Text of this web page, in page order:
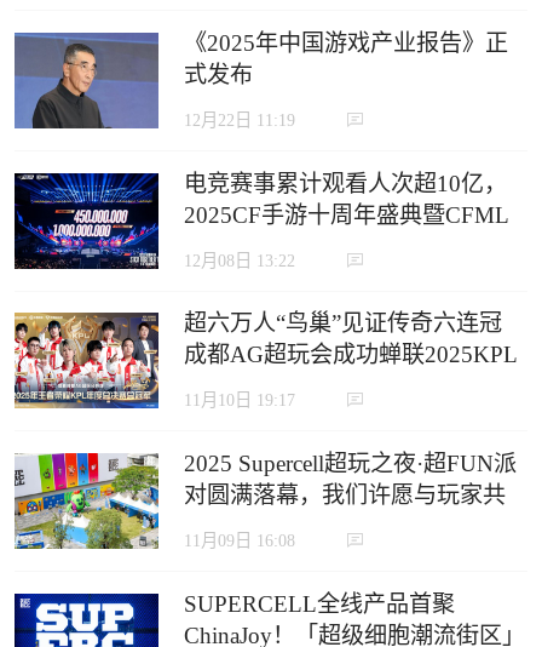
《2025年中国游戏产业报告》正
式发布
12月22日 11:19
电竞赛事累计观看人次超10亿，
2025CF手游十周年盛典暨CFML
秋季赛S18总决赛收官
12月08日 13:22
超六万人“鸟巢”见证传奇六连冠
成都AG超玩会成功蝉联2025KPL
年度总决赛冠军
11月10日 19:17
2025 Supercell超玩之夜·超FUN派
对圆满落幕，我们许愿与玩家共
赴下一个十年
11月09日 16:08
SUPERCELL全线产品首聚
ChinaJoy！「超级细胞潮流街区」